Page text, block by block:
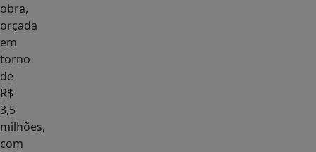
obra,
orçada
em
torno
de
R$
3,5
milhões,
com